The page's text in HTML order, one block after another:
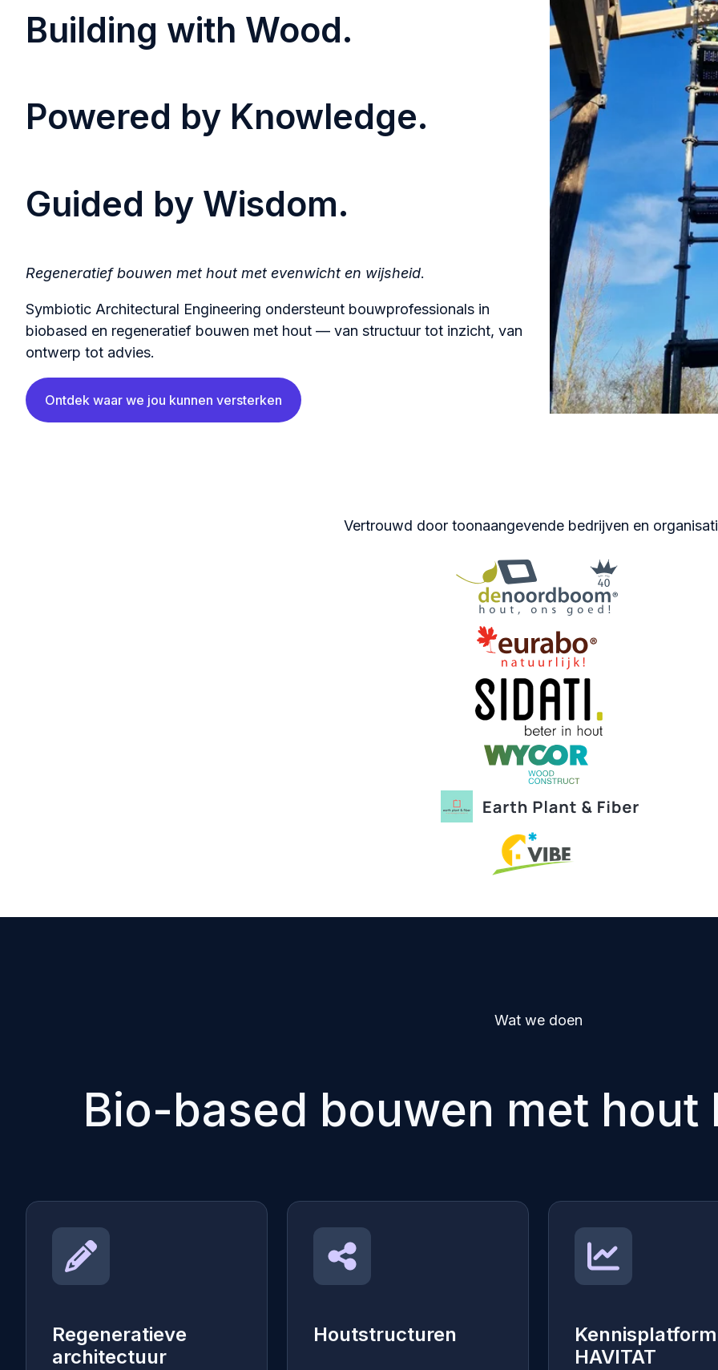
Building with Wood.
Powered by Knowledge.
Guided by Wisdom.
Regeneratief bouwen met hout met evenwicht en wijsheid.
Symbiotic Architectural Engineering ondersteunt bouwprofessionals in
biobased en regeneratief bouwen met hout — van structuur tot inzicht, van
ontwerp tot advies.
Ontdek waar we jou kunnen versterken
Vertrouwd door toonaangevende bedrijven en
Wat we doen
Bio-based bouwen met hout
Regeneratieve
architectuur
Houtstructuren
Kennisplatform
HAVITAT